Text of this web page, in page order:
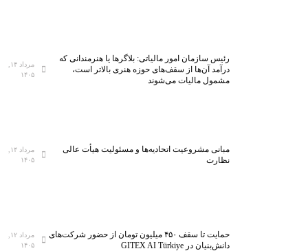
رئیس سازمان امور مالیاتی: بلاگر‌ها یا هنرمندانی که
درآمد آن‌ها از سقف‌های حوزه هنری بالاتر است،
مشمول مالیات می‌شوند
۱۴۰۵
مبانی مشروعیت اتحادیه‌ها و مسئولیت هیأت عالی
نظارت
۱۴۰۵
حمایت تا سقف ۴۵۰ میلیون تومان از حضور شرکت‌های
دانش‌بنیان در GITEX AI Türkiye
۱۴۰۵